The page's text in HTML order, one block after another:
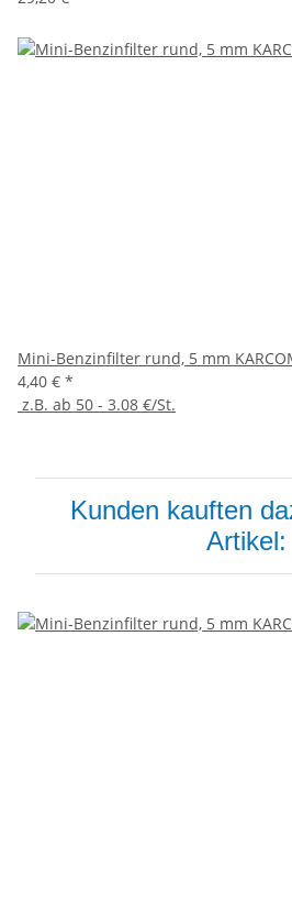
Mini-Benzinfilter rund, 5 mm
4,40 € *
z.B. ab 50 - 3.08 €/St.
Kunden kauften
Artikel: